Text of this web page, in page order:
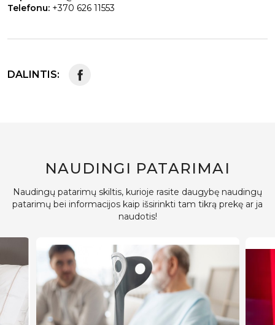
Telefonu: +370 626 11553
DALINTIS:
NAUDINGI PATARIMAI
Naudingų patarimų skiltis, kurioje rasite daugybę naudingų
patarimų bei informacijos kaip išsirinkti tam tikrą prekę ar ja
naudotis!